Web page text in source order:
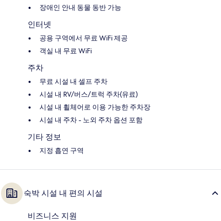
장애인 안내 동물 동반 가능
인터넷
공용 구역에서 무료 WiFi 제공
객실 내 무료 WiFi
주차
무료 시설 내 셀프 주차
시설 내 RV/버스/트럭 주차(유료)
시설 내 휠체어로 이용 가능한 주차장
시설 내 주차 - 노외 주차 옵션 포함
기타 정보
지정 흡연 구역
숙박 시설 내 편의 시설
비즈니스 지원